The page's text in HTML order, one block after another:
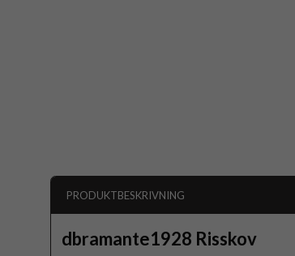
PRODUKTBESKRIVNING
dbramante1928 Risskov